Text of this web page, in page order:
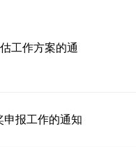
工作方案的通
申报工作的通知